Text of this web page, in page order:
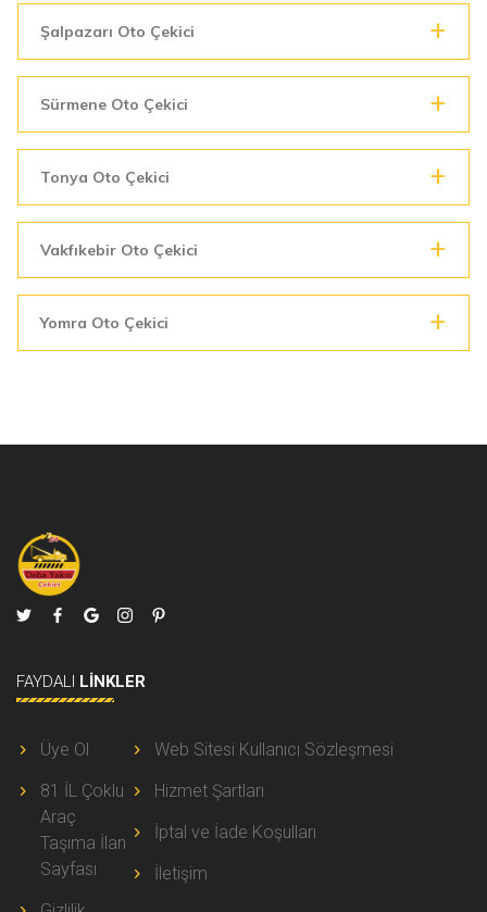
Şalpazarı Oto Çekici
Sürmene Oto Çekici
Tonya Oto Çekici
Vakfıkebir Oto Çekici
Yomra Oto Çekici
FAYDALI LINKLER
Üye Ol
81 İL Çoklu
Araç
Taşıma İlan
Sayfası
Web Sitesi Kullanıcı Sözleşmesi
Hizmet Şartları
İptal ve İade Koşulları
İletişim